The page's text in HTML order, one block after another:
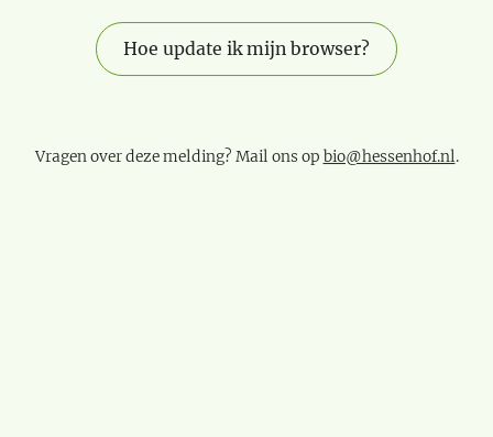
Hoe update ik mijn browser?
Vragen over deze melding? Mail ons op bio@hessenhof.nl.